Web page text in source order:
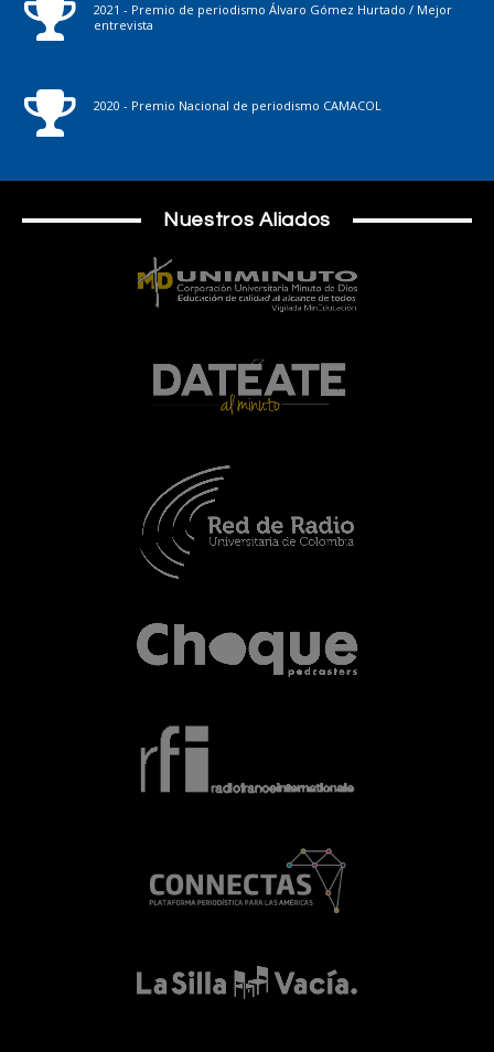
2021 - Premio de periodismo Álvaro Gómez Hurtado / Mejor
entrevista
2020 - Premio Nacional de periodismo CAMACOL
Nuestros Aliados